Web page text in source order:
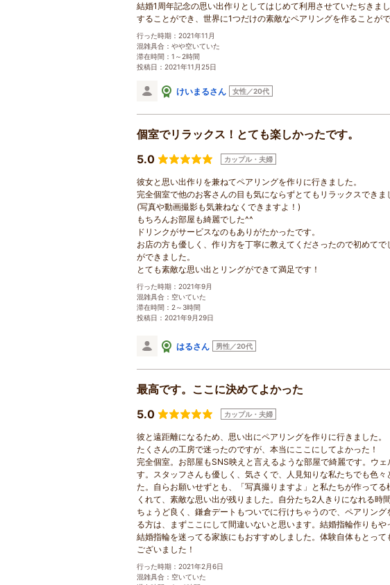
結婚1周年記念の思い出作りとしてはじめて利用させていたぢき
することができ、世界に1つだけの素敵なペアリングを作ることがで
行った時期：2021年11月
混雑具合：やや空いていた
滞在時間：1～2時間
投稿日：2021年11月25日
けいまるさん 女性／20代
個室でリラックス！とても楽しかったです。
5.0
カップル・夫婦
彼女と思い出作りを兼ねてペアリングを作りに行きました。
完全個室で他のお客さんの目も気にならずとてもリラックスできま
(写真や動画撮影も気兼ねなくできますよ！)
もちろんお部屋も綺麗でした^^
ドリンクがサービスなのもありがたかったです。
お店の方も優しく、作り方を丁寧に教えてくださったので初めてで
ができました。
とても素敵な思い出とリングができて満足です！
行った時期：2021年9月
混雑具合：空いていた
滞在時間：2～3時間
投稿日：2021年9月29日
はるさん 男性／20代
最高です。ここに決めてよかった
5.0
カップル・夫婦
彼と遠距離になるため、思い出にペアリングを作りに行きました。
たくさんの工房で迷ったのですが、本当にここにしてよかった！
完全個室。お部屋もSNS映えと言えるような部屋で綺麗です。ウェ
す。スタッフさんも優しく、気さくで、人見知りな私たちでも色々
た。自らお願いせずとも、「写真撮りますよ」と私たちが作ってる
くれて、素敵な思い出が残りました。自分たち2人きりになれる時
ちょうど良く、鎌倉デートもついでに行けちゃうので、ペアリン
る方は、まずここにして間違いないと思います。結婚指輪作りもや
結婚指輪を迷ってる家族にもおすすめしました。体験自体もとって
ございました！
行った時期：2021年2月6日
混雑具合：空いていた